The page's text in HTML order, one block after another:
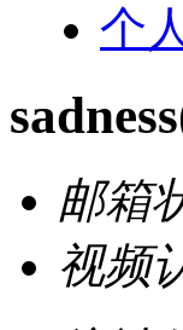
个
sadness
邮箱
视频